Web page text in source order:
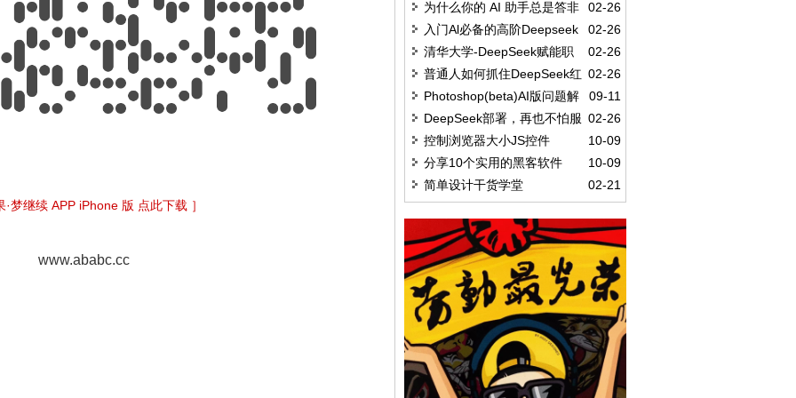
·梦继续 APP iPhone 版 点此下载 ］
www.ababc.cc
二维码下载 02-26
为什么你的 AI 助手总是答非
所问?
02-26
入门Al必备的高阶Deepseek
提示词
02-26
清华大学-DeepSeek赋能职
场
02-26
普通人如何抓住DeepSeek红
利
09-11
Photoshop(beta)AI版问题解
决汇总
02-26
DeepSeek部署，再也不怕服
务器崩了!
10-09
控制浏览器大小JS控件
10-09
分享10个实用的黑客软件
02-21
简单设计干货学堂